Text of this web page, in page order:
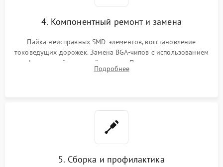
4. Компонентный ремонт и замена
Пайка неисправных SMD-элементов, восстановление
токоведущих дорожек. Замена BGA-чипов с использованием
инфракрасной паяльной станции. Прошивка микросхемы
BIOS или замена поврежденных портов USB
Подробнее
5. Сборка и профилактика